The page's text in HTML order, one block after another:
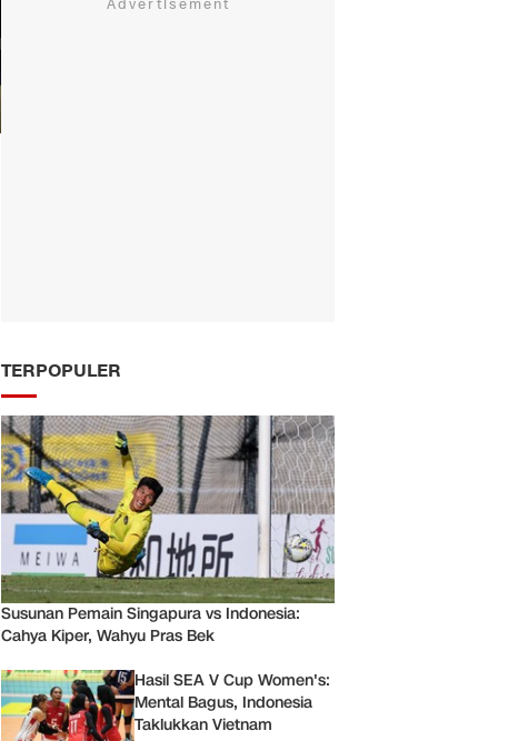
TERPOPULER
Susunan Pemain Singapura vs Indonesia:
Cahya Kiper, Wahyu Pras Bek
Hasil SEA V Cup Women's:
Mental Bagus, Indonesia
Taklukkan Vietnam